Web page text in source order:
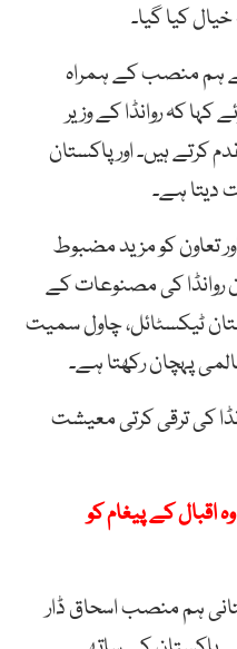
کیا گیا۔
کے ہم منصب کے ہمراہ
کہ روانڈا کے وزیر
کرتے ہیں۔ اور پاکستان
دیتا ہے۔
تعاون کو مزید مضبوط
روانڈا کی مصنوعات کے
ٹیکسٹائل، چاول سمیت
پہچان رکھتا ہے۔
کی ترقی کرتی معیشت
اقبال کے پیغام کو
ہم منصب اسحاق ڈار